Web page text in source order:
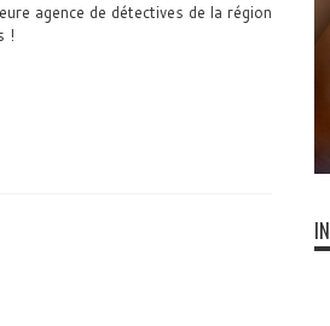
agence de détectives de la région
!